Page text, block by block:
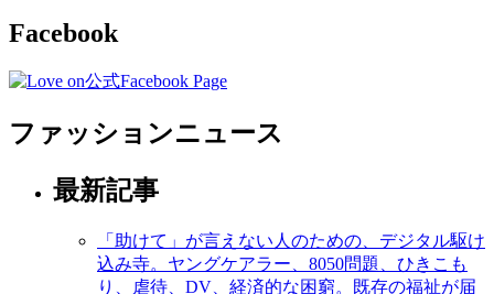
Facebook
ファッションニュース
最新記事
「助けて」が言えない人のための、デジタル駆け
込み寺。ヤングケアラー、8050問題、ひきこも
り、虐待、DV、経済的な困窮。既存の福祉が届